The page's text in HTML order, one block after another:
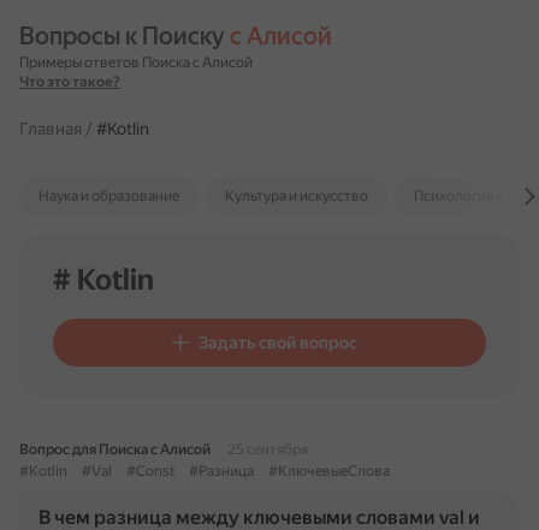
Вопросы к Поиску с Алисой
Примеры ответов Поиска с Алисой
Что это такое?
Главная / #Kotlin
Наука и образование Культура и искусство Психология и
# Kotlin
Задать свой вопрос
Вопрос для Поиска с Алисой
25 сентября
#Kotlin
#Val #Const #Разница #КлючевыеСлова
В чем разница между ключевыми словами val и